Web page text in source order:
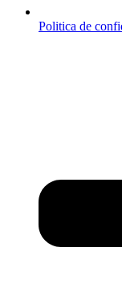
Politica de